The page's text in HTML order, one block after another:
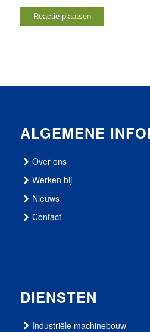
ALGEMENE
Over ons
Werken bij
Nieuws
Contact
DIENSTEN
Industriële machinebouw